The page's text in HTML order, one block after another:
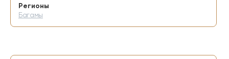
Регионы
Багамы